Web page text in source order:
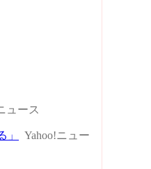
ュース
Yahoo!ニュー